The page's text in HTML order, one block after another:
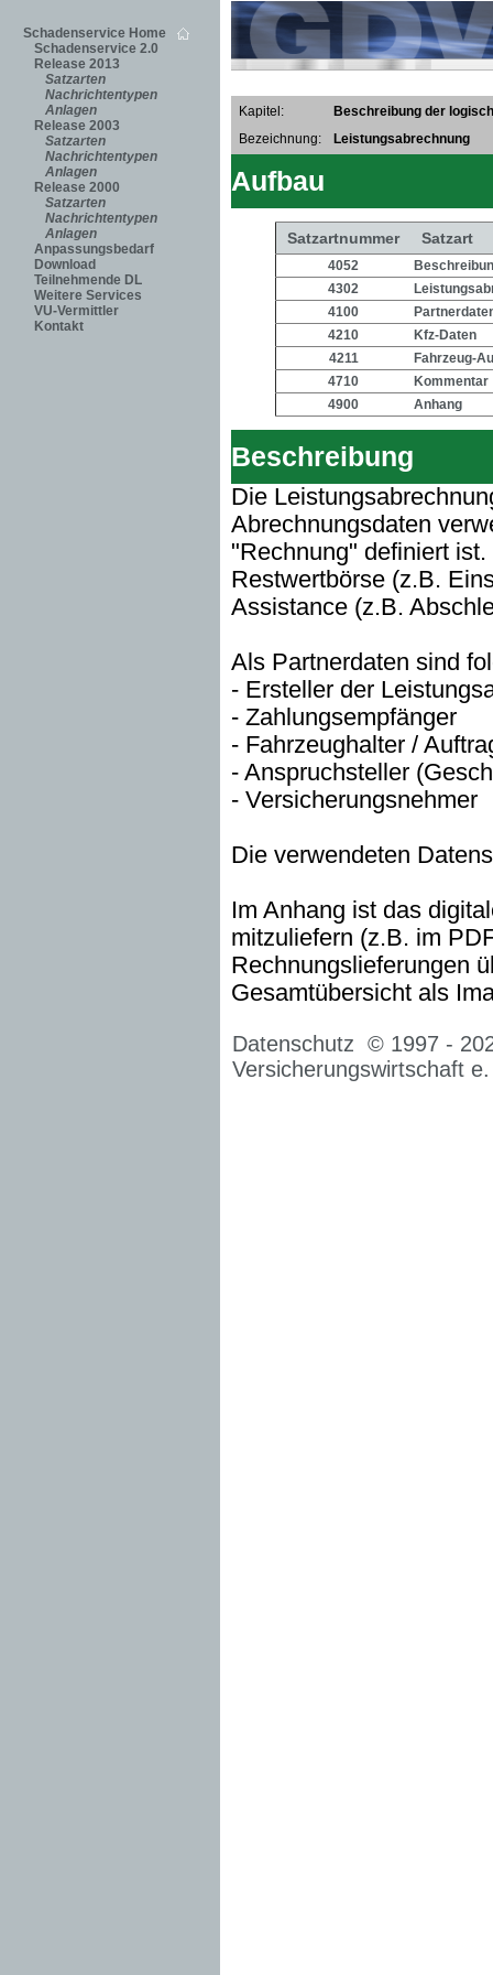
Schadenservice Home
Schadenservice 2.0
Release 2013
Satzarten
Nachrichtentypen
Anlagen
Release 2003
Satzarten
Nachrichtentypen
Anlagen
Release 2000
Satzarten
Nachrichtentypen
Anlagen
Anpassungsbedarf
Download
Teilnehmende DL
Weitere Services
VU-Vermittler
Kontakt
Kapitel:
Beschreibung der
Bezeichnung:
Leistungsabrechnung
Aufbau
Satzartnummer Satzart
4052
4302
4100
4210
Kfz-Daten
4211
Fahrzeug-
4710
Kommentar
4900
Anhang
Beschreibung
Die
Abrechnungsdaten
"Rechnung" definiert
Restwertbörse (z.B.
Assistance (z.B.
Als Partnerdaten sind
- Ersteller der
- Zahlungsempfänger
- Fahrzeughalter /
- Anspruchsteller
- Versicherungsnehmer
Die verwendeten
Im Anhang ist das
mitzuliefern (z.B. im
Rechnungslieferungen
Gesamtübersicht als
Datenschutz © 1997 -
Versicherungswirtschaft e.